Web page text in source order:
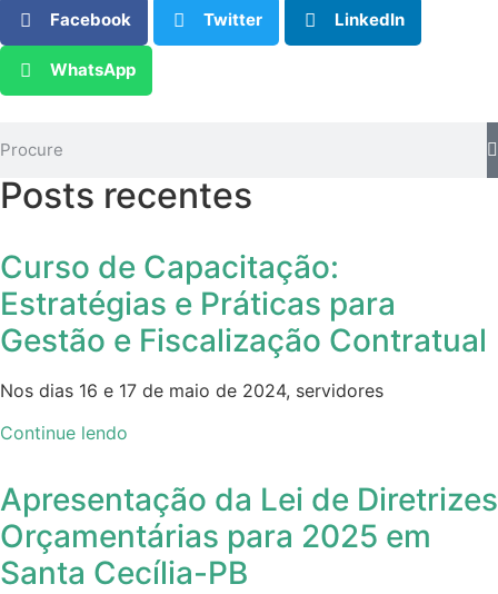
Facebook Twitter LinkedIn
WhatsApp
Posts recentes
Curso de Capacitação:
Estratégias e Práticas para
Gestão e Fiscalização Contratual
Nos dias 16 e 17 de maio de 2024, servidores
Continue lendo
Apresentação da Lei de Diretrizes
Orçamentárias para 2025 em
Santa Cecília-PB